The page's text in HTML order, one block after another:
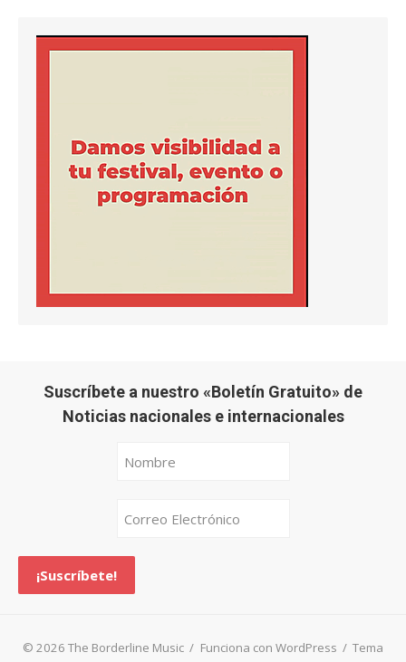
Suscríbete a nuestro «Boletín Gratuito» de
Noticias nacionales e internacionales
© 2026 The Borderline Music / Funciona con WordPress / Tema